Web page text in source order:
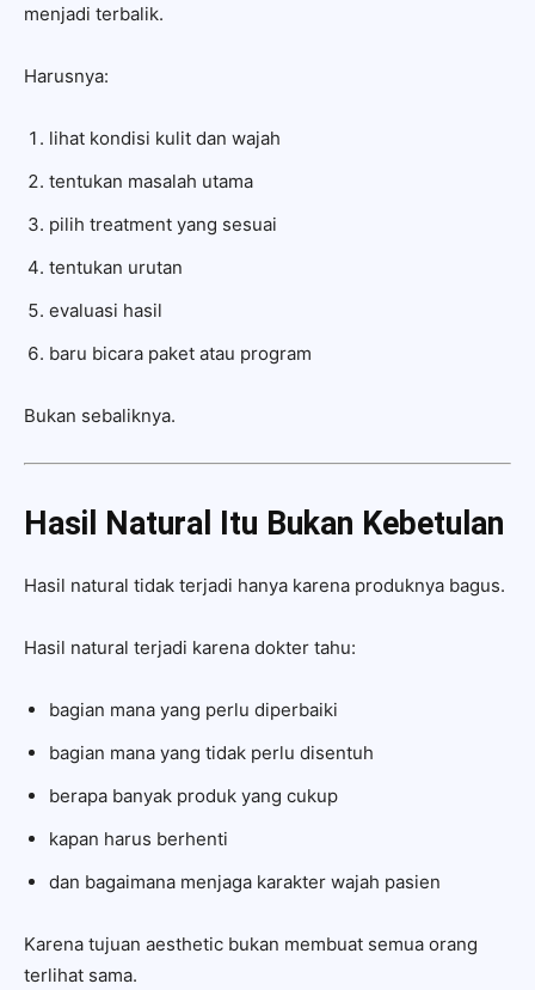
menjadi terbalik.
Harusnya:
lihat kondisi kulit dan wajah
tentukan masalah utama
pilih treatment yang sesuai
tentukan urutan
evaluasi hasil
baru bicara paket atau program
Bukan sebaliknya.
Hasil Natural Itu Bukan Kebetulan
Hasil natural tidak terjadi hanya karena produknya bagus.
Hasil natural terjadi karena dokter tahu:
bagian mana yang perlu diperbaiki
bagian mana yang tidak perlu disentuh
berapa banyak produk yang cukup
kapan harus berhenti
dan bagaimana menjaga karakter wajah pasien
Karena tujuan aesthetic bukan membuat semua orang
terlihat sama.